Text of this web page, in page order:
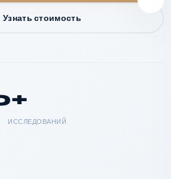
Узнать стоимость
ИССЛЕДОВАНИЙ